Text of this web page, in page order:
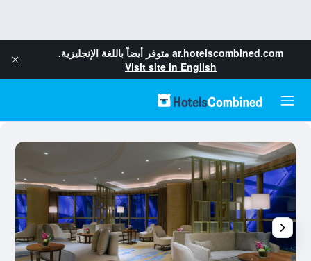
ar.hotelscombined.com متوفر أيضاً باللغة الإنجليزية.
Visit site in English